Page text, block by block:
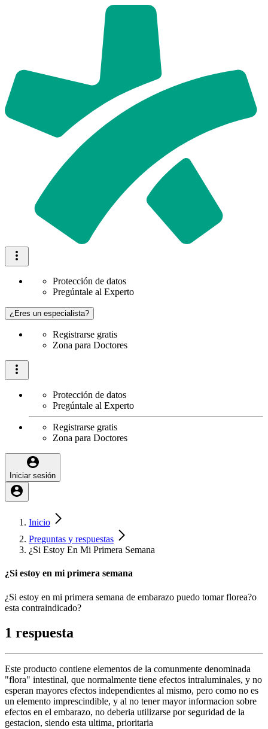
Protección de datos
Pregúntale al Experto
¿Eres un especialista?
Registrarse gratis
Zona para Doctores
Protección de datos
Pregúntale al Experto
Registrarse gratis
Zona para Doctores
Iniciar sesión
Inicio
Preguntas y respuestas
¿Si Estoy En Mi Primera Semana
¿Si estoy en mi primera semana
¿Si estoy en mi primera semana de embarazo puedo tomar florea?o
esta contraindicado?
1 respuesta
Este producto contiene elementos de la comunmente denominada
"flora" intestinal, que normalmente tiene efectos intraluminales, y no
esperan mayores efectos independientes al mismo, pero como no es
un elemento imprescindible, y al no tener mayor informacion sobre
efectos en el embarazo, no deberia utilizarse por seguridad de la
gestacion, siendo esta ultima, prioritaria